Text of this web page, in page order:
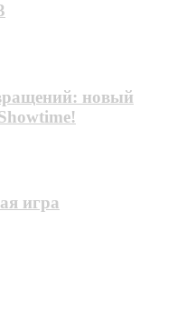
новый
игра